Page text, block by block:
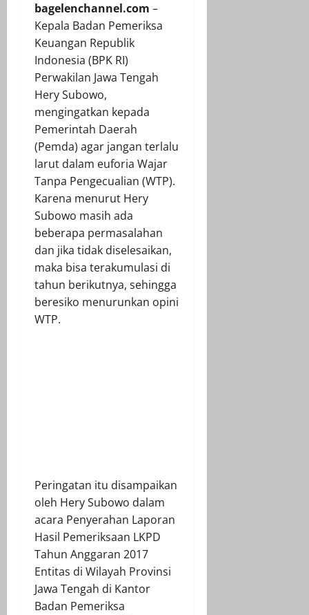
bagelenchannel.com –
Kepala Badan Pemeriksa
Keuangan Republik
Indonesia (BPK RI)
Perwakilan Jawa Tengah
Hery Subowo,
mengingatkan kepada
Pemerintah Daerah
(Pemda) agar jangan terlalu
larut dalam euforia Wajar
Tanpa Pengecualian (WTP).
Karena menurut Hery
Subowo masih ada
beberapa permasalahan
dan jika tidak diselesaikan,
maka bisa terakumulasi di
tahun berikutnya, sehingga
beresiko menurunkan opini
WTP.
Peringatan itu disampaikan
oleh Hery Subowo dalam
acara Penyerahan Laporan
Hasil Pemeriksaan LKPD
Tahun Anggaran 2017
Entitas di Wilayah Provinsi
Jawa Tengah di Kantor
Badan Pemeriksa